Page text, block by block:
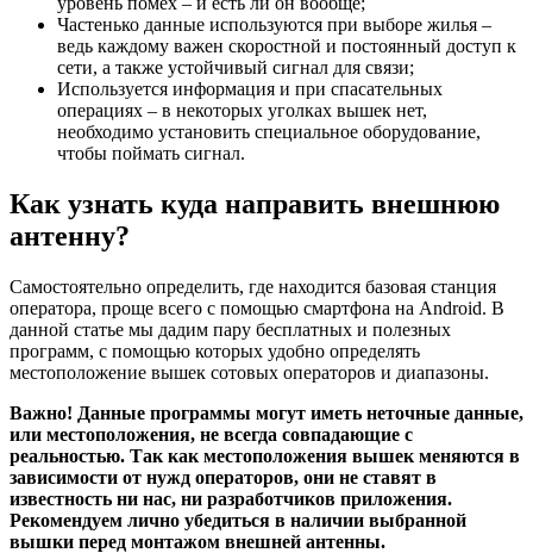
Частенько данные используются при выборе жилья –
ведь каждому важен скоростной и постоянный доступ к
сети, а также устойчивый сигнал для связи;
Используется информация и при спасательных
операциях – в некоторых уголках вышек нет,
необходимо установить специальное оборудование,
чтобы поймать сигнал.
Как узнать куда направить внешнюю
антенну?
Самостоятельно определить, где находится базовая станция
оператора, проще всего с помощью смартфона на Android. В
данной статье мы дадим пару бесплатных и полезных
программ, с помощью которых удобно определять
местоположение вышек сотовых операторов и диапазоны.
Важно! Данные программы могут иметь неточные данные,
или местоположения, не всегда совпадающие с
реальностью. Так как местоположения вышек меняются в
зависимости от нужд операторов, они не ставят в
известность ни нас, ни разработчиков приложения.
Рекомендуем лично убедиться в наличии выбранной
вышки перед монтажом внешней антенны.